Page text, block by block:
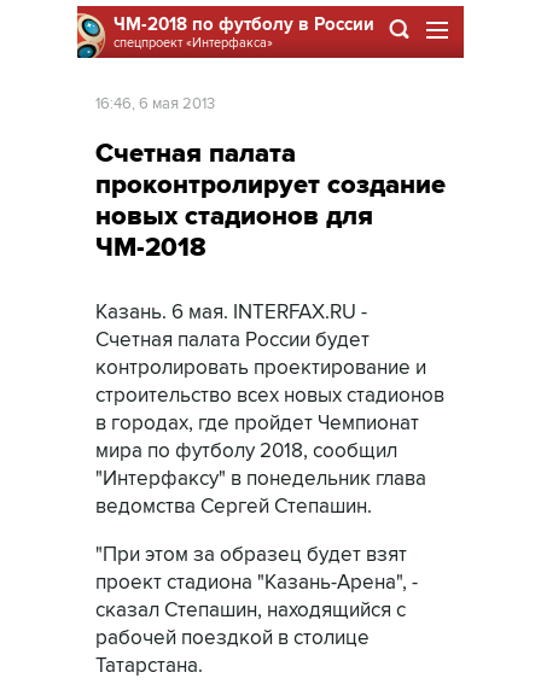
ЧМ-2018 по футболу в России
спецпроект«Интерфакса»
16:46, 6 мая 2013
Счетная палата
проконтролирует создание
новых стадионов для
ЧМ-2018
Казань. 6 мая. INTERFAX.RU -
Счетная палата России будет
контролировать проектирование и
строительство всех новых стадионов
в городах, где пройдет Чемпионат
мира по футболу 2018, сообщил
"Интерфаксу" в понедельник глава
ведомства Сергей Степашин.
"При этом за образец будет взят
проект стадиона "Казань-Арена", -
сказал Степашин, находящийся с
рабочей поездкой в столице
Татарстана.